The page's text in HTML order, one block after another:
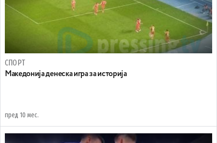
СПОРТ
Mакедонија денеска игра за историја
пред 10 мес.